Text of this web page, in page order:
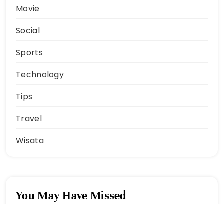
Movie
Social
Sports
Technology
Tips
Travel
Wisata
You May Have Missed